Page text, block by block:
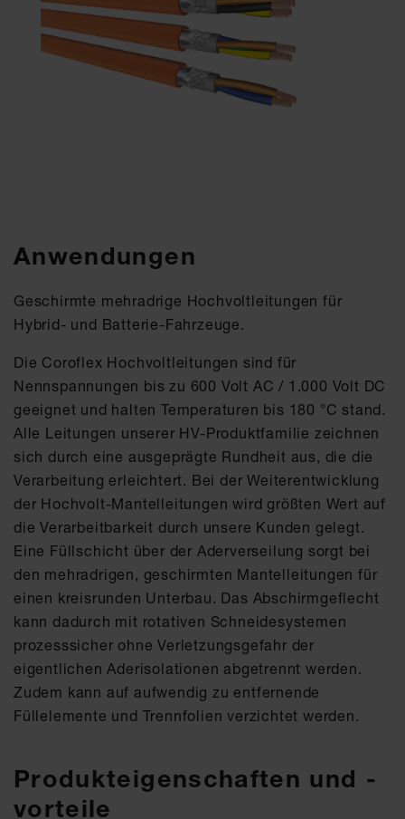
Anwendungen
Geschirmte mehradrige Hochvoltleitungen für
Hybrid- und Batterie-Fahrzeuge.
Die Coroflex Hochvoltleitungen sind für
Nennspannungen bis zu 600 Volt AC / 1.000 Volt DC
geeignet und halten Temperaturen bis 180 °C stand.
Alle Leitungen unserer HV-Produktfamilie zeichnen
sich durch eine ausgeprägte Rundheit aus, die die
Verarbeitung erleichtert. Bei der Weiterentwicklung
der Hochvolt-Mantelleitungen wird größten Wert auf
die Verarbeitbarkeit durch unsere Kunden gelegt.
Eine Füllschicht über der Aderverseilung sorgt bei
den mehradrigen, geschirmten Mantelleitungen für
einen kreisrunden Unterbau. Das Abschirmgeflecht
kann dadurch mit rotativen Schneidesystemen
prozesssicher ohne Verletzungsgefahr der
eigentlichen Aderisolationen abgetrennt werden.
Zudem kann auf aufwendig zu entfernende
Füllelemente und Trennfolien verzichtet werden.
Produkteigenschaften und -
vorteile